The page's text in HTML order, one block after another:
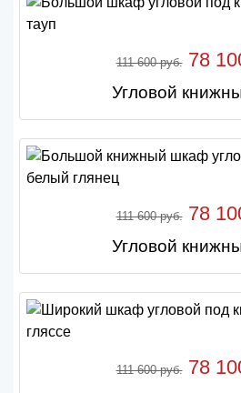
111 600 руб.78
Угловой
111 600 руб.78
Угловой
111 600 руб.78